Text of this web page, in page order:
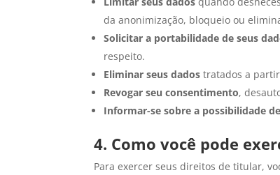
da anonimização, bloqueio ou
Solicitar a portabilidade de seus
respeito.
Eliminar seus dados tratados a
Revogar seu consentimento,
Informar-se sobre a possibilidade
4. Como você pode
Para exercer seus direitos de titular,